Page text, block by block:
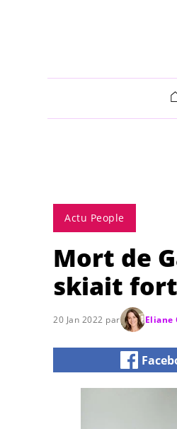
Actu People
Mort de
skiait
20 Jan 2022 par Eliane